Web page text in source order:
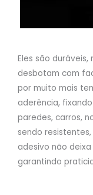
Eles são
desbotam com
por muito mais
aderência,
paredes, carros,
sendo
adesivo não
garantindo